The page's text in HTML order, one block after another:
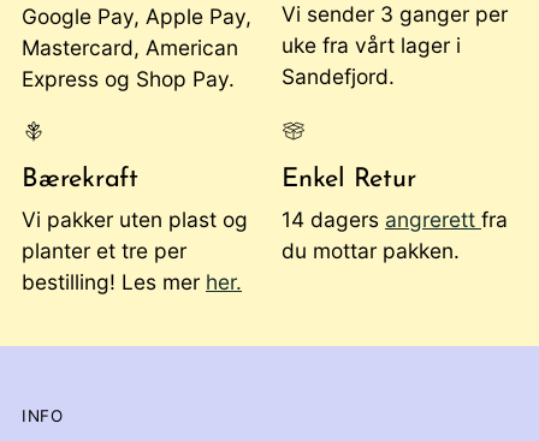
Google Pay, Apple Pay,
Mastercard, American
Express og Shop Pay.
Vi sender 3 ganger per
uke fra vårt lager i
Sandefjord.
Bærekraft
Vi pakker uten plast og
planter et tre per
bestilling! Les mer her.
Enkel Retur
14 dagers angrerett fra
du mottar pakken.
INFO